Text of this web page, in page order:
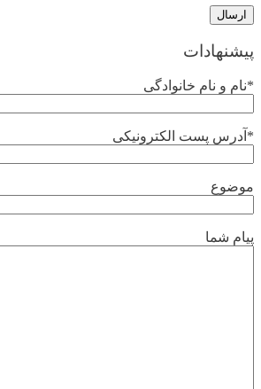
پیشنهادات
*نام و نام خانوادگی
*آدرس پست الکترونیکی
موضوع
پیام شما